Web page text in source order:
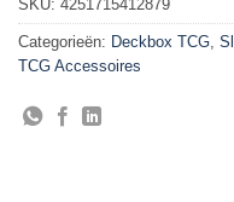
SKU: 4251715412879
Categorieën: Deckbox TCG,
TCG Accessoires